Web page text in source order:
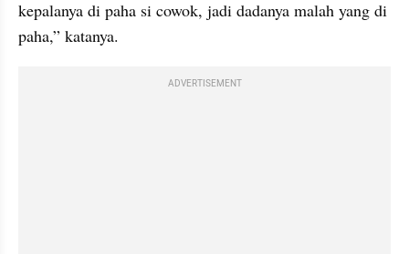
kepalanya di paha si cowok, jadi dadanya malah yang di
paha,” katanya.
ADVERTISEMENT